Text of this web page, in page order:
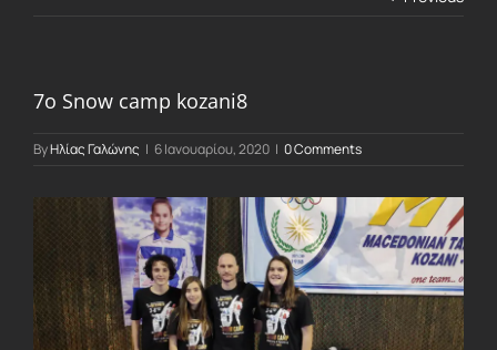
7ο Snow camp kozani8
ByΗλίας Γαλώνης | 6 Ιανουαρίου, 2020 | 0 Comments